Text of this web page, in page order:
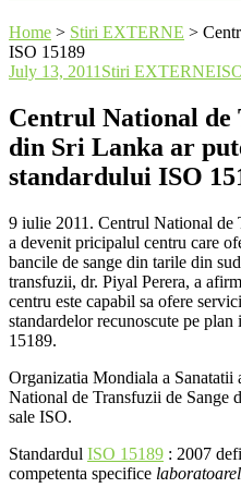
Home > Stiri EXTERNE >
ISO 15189
July 13, 2011 Stiri EXTERNE
Centrul National de
din Sri Lanka ar
standardului ISO
9 iulie 2011. Centrul National de
a devenit pricipalul centru care
bancile de sange din tarile din
transfuzii, dr. Piyal Perera, a
centru este capabil sa ofere
standardelor recunoscute pe
15189.
Organizatia Mondiala a Sanatatii
National de Transfuzii de Sange
sale ISO.
Standardul ISO 15189 : 2007
competenta specifice